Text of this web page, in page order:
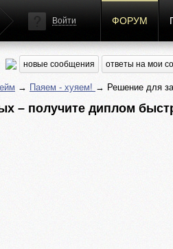
Войти ФОРУМ
новые сообщения ответы на мои
→ Паяем - хуяем! → Решение для
– получите диплом